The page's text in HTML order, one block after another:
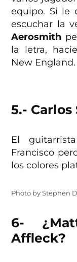
equipo. Si le
escuchar la
Aerosmith
la letra,
New England.
5.- Carlos
El
Francisco
los colores
Photo by Stephen
6-
Affleck?